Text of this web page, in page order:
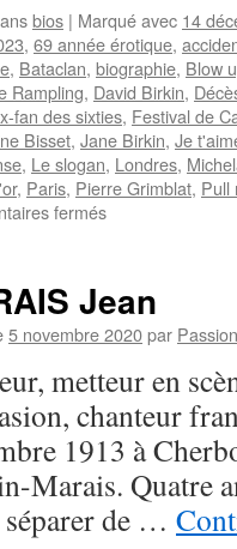
bios | Marqué avec 14
, 69 année érotique,
, Bataclan, biographie, Blow
Rampling, David Birkin,
fan des sixties, Festival de
Bisset, Jane Birkin, Je
, Le slogan, Londres,
, Paris, Pierre Grimblat, Pull
ferméssur
Jean
5 novembre 2020par
metteur en
chanteur
1913 à
Marais. Quatre
séparer de …